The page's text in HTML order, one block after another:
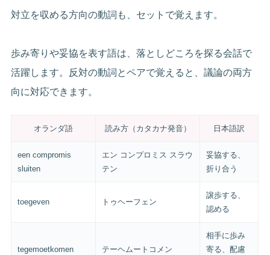
対立を収める方向の動詞も、セットで覚えます。
歩み寄りや妥協を表す語は、落としどころを探る会話で
活躍します。反対の動詞とペアで覚えると、議論の両方
向に対応できます。
オランダ語 読み方（カタカナ発音） 日本語訳
een compromis
sluiten
エン コンプロミス スラウ
テン
妥協する、
折り合う
toegeven トゥヘーフェン
譲歩する、
認める
tegemoetkomen テーヘムートコメン
相手に歩み
寄る、配慮